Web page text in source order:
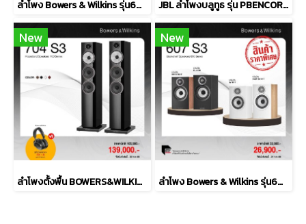
ลำโพง Bowers & Wilkins รุ่น606 S3 JBL ลำโพงบลูทูธ รุ่น PBENCOREESSAS2-Black
New
ลำโพงตั้งพื้น BOWERS&WILKINS รุ่น 704 S3
New
ลำโพง Bowers & Wilkins รุ่น607 S3